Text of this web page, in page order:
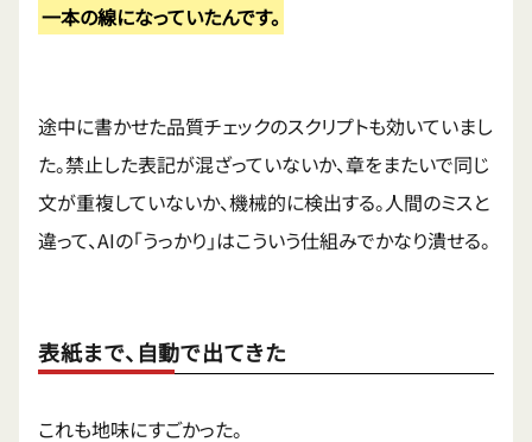
一本の線になっていたんです。
途中に書かせた品質チェックのスクリプトも効いていまし
た。禁止した表記が混ざっていないか、章をまたいで同じ
文が重複していないか、機械的に検出する。人間のミスと
違って、AIの「うっかり」はこういう仕組みでかなり潰せる。
表紙まで、自動で出てきた
これも地味にすごかった。